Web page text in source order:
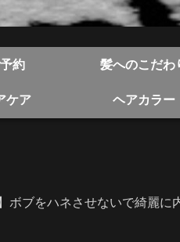
約 髪へのこだわ
ケア ヘアカラー
ボブをハネさせないで綺麗に